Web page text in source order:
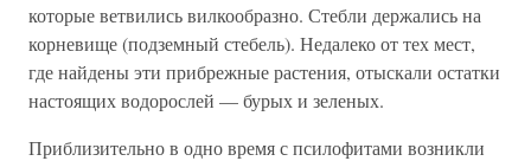
которые ветвились вилкообразно. Стебли держались на
корневище (подземный стебель). Недалеко от тех мест,
где найдены эти прибрежные растения, отыскали остатки
настоящих водорослей — бурых и зеленых.
Приблизительно в одно время с псилофитами возникли